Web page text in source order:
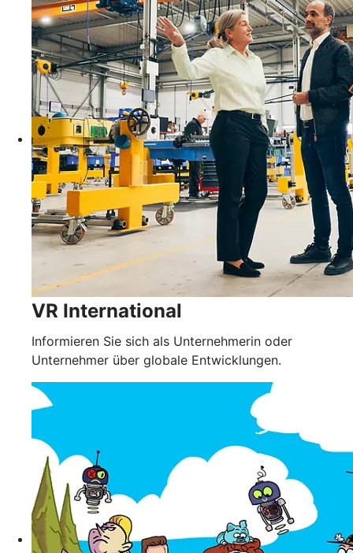
VR International
Informieren Sie sich als Unternehmerin oder
Unternehmer über globale Entwicklungen.